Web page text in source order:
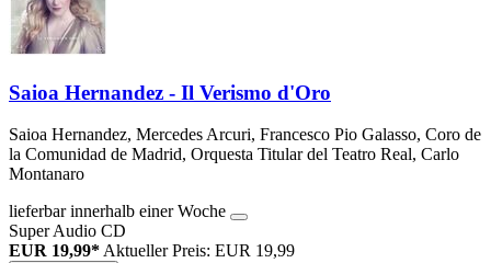
Saioa Hernandez - Il Verismo d'Oro
Saioa Hernandez, Mercedes Arcuri, Francesco Pio Galasso, Coro de
la Comunidad de Madrid, Orquesta Titular del Teatro Real, Carlo
Montanaro
lieferbar innerhalb einer Woche
Super Audio CD
EUR 19,99* Aktueller Preis: EUR 19,99